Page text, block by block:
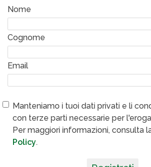
Nome
Cognome
Email
Manteniamo i tuoi dati privati e li
con terze parti necessarie per
Per maggiori informazioni, consulta
Policy.